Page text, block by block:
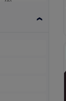
(2)